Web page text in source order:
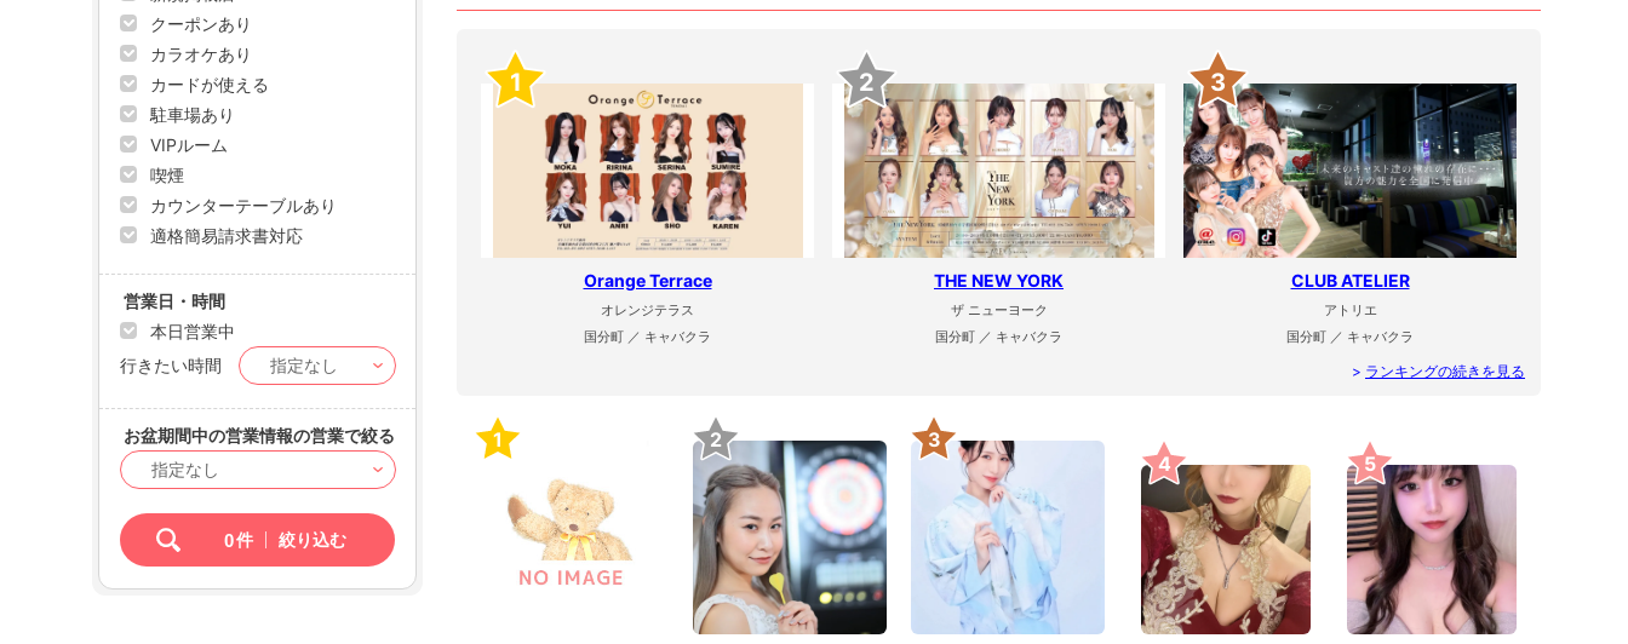
1
Orange Terrace
オレンジテラス
国分町 ／ キャバクラ
2
THE NEW YORK
ザ ニューヨーク
国分町 ／ キャバクラ
3
CLUB ATELIER
アトリエ
国分町 ／ キャバクラ
> ランキングの続きを見る
1 2 3
4 5
クーポンあり
カラオケあり
カードが使える
駐車場あり
VIPルーム
喫煙
カウンターテーブルあり
適格簡易請求書対応
営業日・時間
本日営業中
行きたい時間
お盆期間中の営業情報の営業で絞る
0件 絞り込む